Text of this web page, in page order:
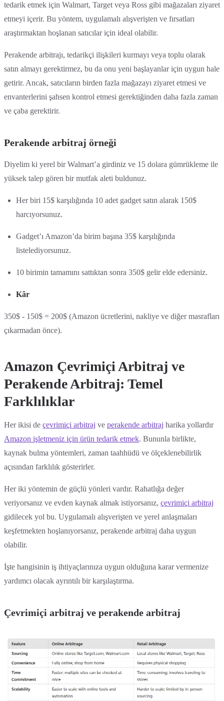
tedarik etmek için Walmart, Target veya Ross gibi mağazaları ziyaret
etmeyi içerir. Bu yöntem, uygulamalı alışverişten ve fırsatları
araştırmaktan hoşlanan satıcılar için ideal olabilir.
Perakende arbitrajı, tedarikçi ilişkileri kurmayı veya toplu olarak
satın almayı gerektirmez, bu da onu yeni başlayanlar için uygun hale
getirir. Ancak, satıcıların birden fazla mağazayı ziyaret etmesi ve
envanterlerini şahsen kontrol etmesi gerektiğinden daha fazla zaman
ve çaba gerektirir.
Perakende arbitraj örneği
Diyelim ki yerel bir Walmart’a girdiniz ve 15 dolara gümrükleme ile
yüksek talep gören bir mutfak aleti buldunuz.
Her biri 15$ karşılığında 10 adet gadget satın alarak 150$
harcıyorsunuz.
Gadget’ı Amazon’da birim başına 35$ karşılığında
listelediyorsunuz.
10 birimin tamamını sattıktan sonra 350$ gelir elde edersiniz.
Kâr
350$ - 150$ = 200$ (Amazon ücretlerini, nakliye ve diğer masrafları
çıkarmadan önce).
Amazon Çevrimiçi Arbitraj ve
Perakende Arbitraj: Temel
Farklılıklar
Her ikisi de çevrimiçi arbitraj ve perakende arbitraj harika yollardır
Amazon işletmeniz için ürün tedarik etmek. Bununla birlikte,
kaynak bulma yöntemleri, zaman taahhüdü ve ölçeklenebilirlik
açısından farklılık gösterirler.
Her iki yöntemin de güçlü yönleri vardır. Rahatlığa değer
veriyorsanız ve evden kaynak almak istiyorsanız, çevrimiçi arbitraj
gidilecek yol bu. Uygulamalı alışverişten ve yerel anlaşmaları
keşfetmekten hoşlanıyorsanız, perakende arbitraj daha uygun
olabilir.
İşte hangisinin iş ihtiyaçlarınıza uygun olduğuna karar vermenize
yardımcı olacak ayrıntılı bir karşılaştırma.
Çevrimiçi arbitraj ve perakende arbitraj